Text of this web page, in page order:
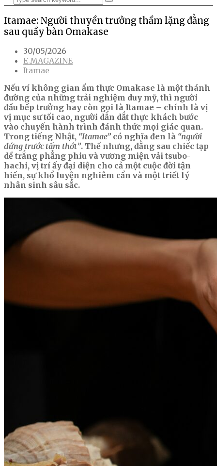
Itamae: Người thuyền trưởng thầm lặng đằng
sau quầy bàn Omakase
30/05/2026
E.MAGAZINE
Itamae
Nếu ví không gian ẩm thực Omakase là một thánh
đường của những trải nghiệm duy mỹ, thì người
đầu bếp trưởng hay còn gọi là Itamae – chính là vị
vị mục sư tối cao, người dẫn dắt thực khách bước
vào chuyến hành trình đánh thức mọi giác quan.
Trong tiếng Nhật, “Itamae” có nghĩa đen là “người
đứng trước tấm thớt”. Thế nhưng, đằng sau chiếc tạp
dề trắng phẳng phiu và vương miện vải tsubo-
hachi, vị trí ấy đại diện cho cả một cuộc đời tận
hiến, sự khổ luyện nghiêm cẩn và một triết lý
nhân sinh sâu sắc.